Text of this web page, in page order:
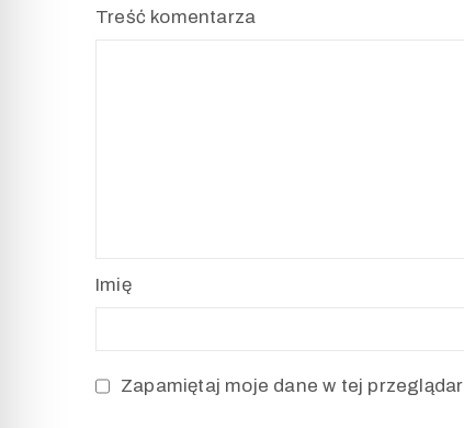
Treść komentarza
Imię
Zapamiętaj moje dane w tej